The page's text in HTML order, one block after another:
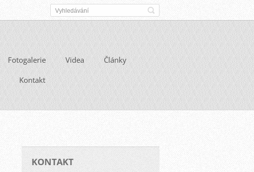
Fotogalerie Videa Články
Kontakt
KONTAKT